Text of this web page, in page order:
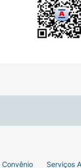
Serviços